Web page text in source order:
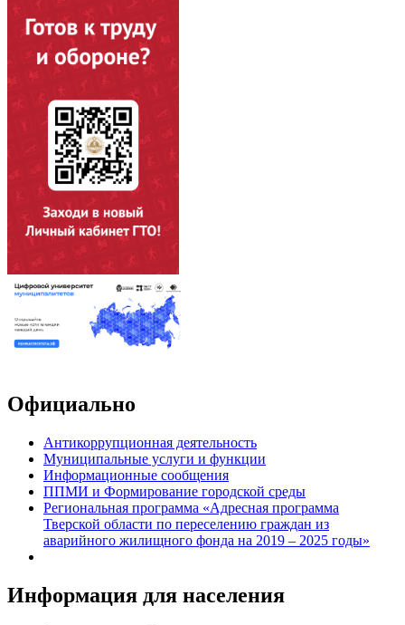
Официально
Антикоррупционная деятельность
Муниципальные услуги и функции
Информационные сообщения
ППМИ и Формирование городской среды
Региональная программа «Адресная программа
Тверской области по переселению граждан из
аварийного жилищного фонда на 2019 – 2025 годы»
Информация для населения